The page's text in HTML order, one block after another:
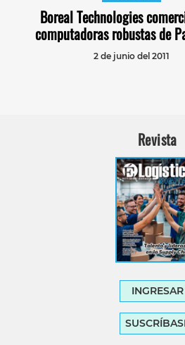
Boreal Technologies
computadoras robustas de
2 de junio del 2011
Revista
INGRESAR